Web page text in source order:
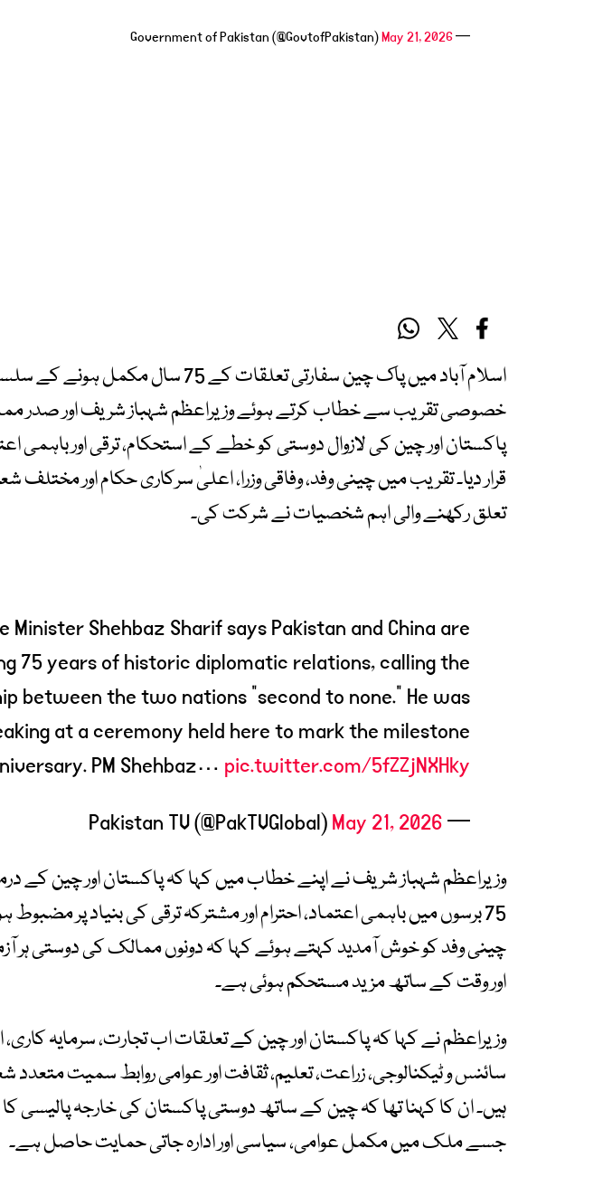
— Government of Pakistan (@GovtofPakistan)
May 21, 2026
اسلام آباد میں پاک چین سفارتی تعلقات کے 75
خصوصی تقریب سے خطاب کرتے ہوئے وزیراعظم شہباز شریف اور صدر
پاکستان اور چین کی لازوال دوستی کو خطے کے استحکام، ترقی اور باہمی
قرار دیا۔ تقریب میں چینی وفد، وفاقی وزرا، اعلیٰ سرکاری حکام اور مختلف
تعلق رکھنے والی اہم شخصیات نے شرکت کی۔
Minister Shehbaz Sharif says Pakistan and China are
75 years of historic diplomatic relations, calling the
between the two nations “second to none.” He was
at a ceremony held here to mark the milestone
PM Shehbaz… pic.twitter.com/5fZZjNXHky
— Pakistan TV (@PakTVGlobal)
May 21, 2026
وزیراعظم شہباز شریف نے اپنے خطاب میں کہا کہ پاکستان اور چین کے
75 برسوں میں باہمی اعتماد، احترام اور مشترکہ ترقی کی بنیاد پر مضبوط
چینی وفد کو خوش آمدید کہتے ہوئے کہا کہ دونوں ممالک کی دوستی ہر
اور وقت کے ساتھ مزید مستحکم ہوئی ہے۔
وزیراعظم نے کہا کہ پاکستان اور چین کے تعلقات اب تجارت، سرمایہ کاری،
سائنس و ٹیکنالوجی، زراعت، تعلیم، ثقافت اور عوامی روابط سمیت
ہیں۔ ان کا کہنا تھا کہ چین کے ساتھ دوستی پاکستان کی خارجہ پالیسی
جسے ملک میں مکمل عوامی، سیاسی اور ادارہ جاتی حمایت حاصل ہے۔